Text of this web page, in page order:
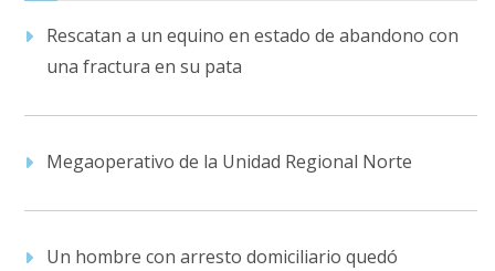
Rescatan a un equino en estado de abandono con
una fractura en su pata
Megaoperativo de la Unidad Regional Norte
Un hombre con arresto domiciliario quedó